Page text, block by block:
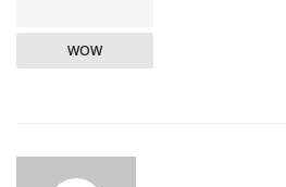
WOW